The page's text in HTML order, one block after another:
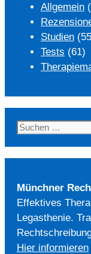
Allgemein
Studien
Tests (61)
Suchen
Münchner
Effektives
Legasthenie.
Hier informieren